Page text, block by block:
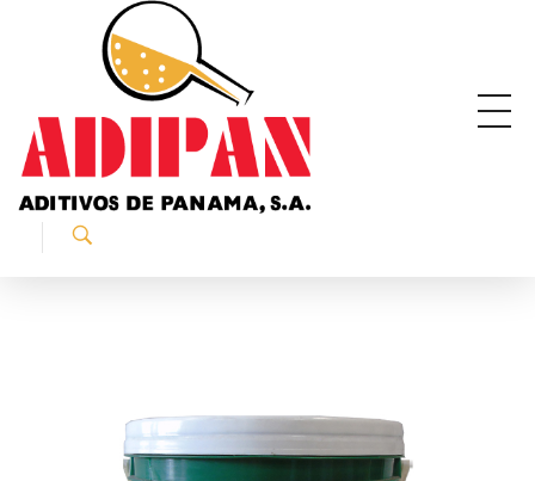
ADIPAN - Aditivos de Panamá S.A.
Productos especializados para la construcción.